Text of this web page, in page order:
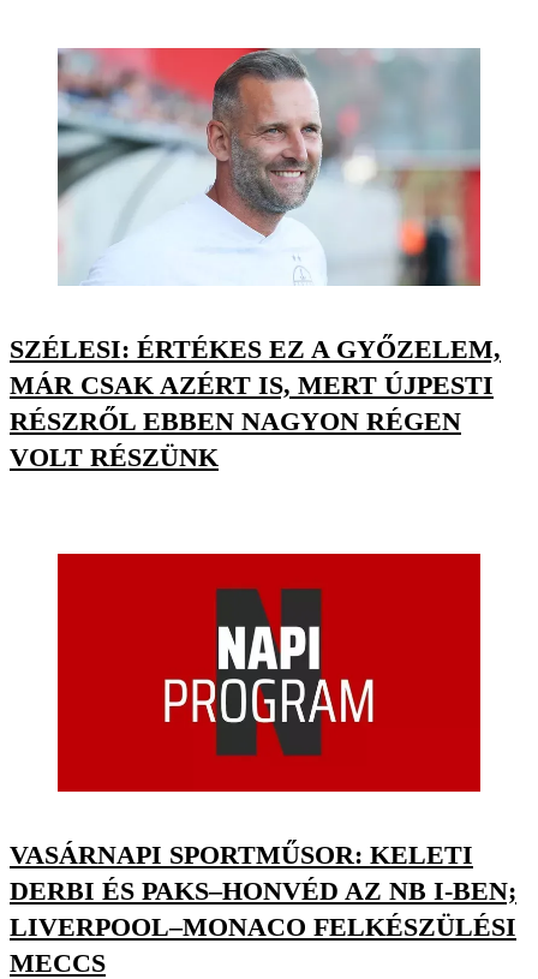
SZÉLESI: ÉRTÉKES EZ A GYŐZELEM,
MÁR CSAK AZÉRT IS, MERT ÚJPESTI
RÉSZRŐL EBBEN NAGYON RÉGEN
VOLT RÉSZÜNK
VASÁRNAPI SPORTMŰSOR: KELETI
DERBI ÉS PAKS–HONVÉD AZ NB I-BEN;
LIVERPOOL–MONACO FELKÉSZÜLÉSI
MECCS